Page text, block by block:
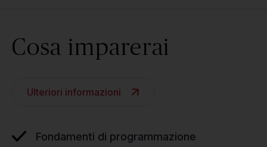
Cosa imparerai
Ulteriori informazioni
Fondamenti di programmazione